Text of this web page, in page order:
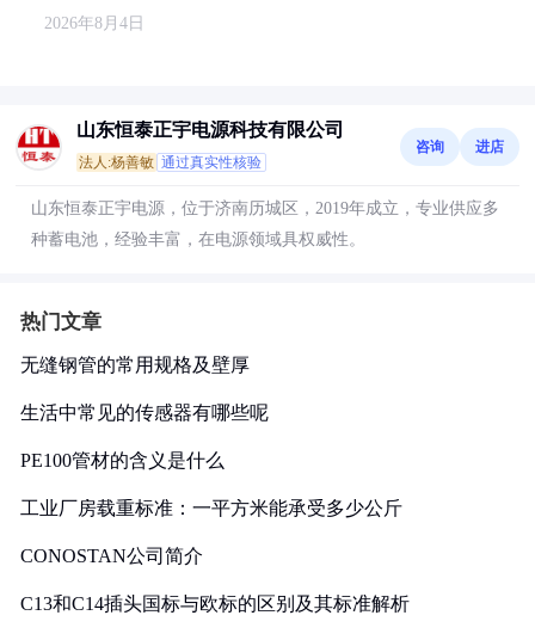
2026年8月4日
山东恒泰正宇电源科技有限公司
法人:杨善敏 通过真实性核验
咨询 进店
山东恒泰正宇电源，位于济南历城区，2019年成立，专业供应多
种蓄电池，经验丰富，在电源领域具权威性。
热门文章
无缝钢管的常用规格及壁厚
生活中常见的传感器有哪些呢
PE100管材的含义是什么
工业厂房载重标准：一平方米能承受多少公斤
CONOSTAN公司简介
C13和C14插头国标与欧标的区别及其标准解析